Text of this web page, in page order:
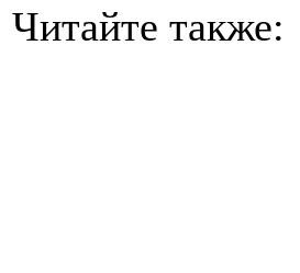
Читайте также: